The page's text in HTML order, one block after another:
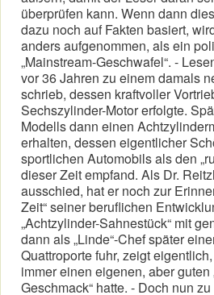
überprüfen kann. Wenn dann
dazu noch auf Fakten basiert,
anders aufgenommen, als ein
„Mainstream-Geschwafel“. -
vor 36 Jahren zu einem damals
schrieb, dessen kraftvoller
Sechszylinder-Motor erfolgte.
Modells dann einen
erhalten, dessen eigentlicher
sportlichen Automobils als den
dieser Zeit empfand. Als Dr.
ausschied, hat er noch zur
Zeit“ seiner beruflichen
„Achtzylinder-Sahnestück“ mit
dann als „Linde“-Chef später
Quattroporte fuhr, zeigt
immer einen eigenen, aber guten
Geschmack“ hatte. - Doch nun